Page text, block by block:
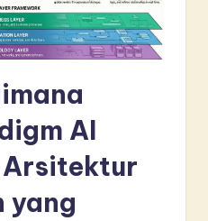
AI
Arsitektur
yang